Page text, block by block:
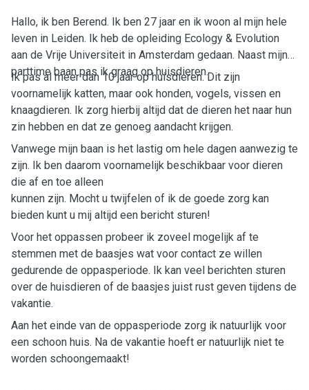
Hallo, ik ben Berend. Ik ben 27 jaar en ik woon al mijn hele
leven in Leiden. Ik heb de opleiding Ecology & Evolution
aan de Vrije Universiteit in Amsterdam gedaan. Naast mijn
parttime baan pas ik graag op huisdieren.
Ik pas al meer dan 10 jaar op huisdieren. Dit zijn
voornamelijk katten, maar ook honden, vogels, vissen en
knaagdieren. Ik zorg hierbij altijd dat de dieren het naar hun
zin hebben en dat ze genoeg aandacht krijgen.
Vanwege mijn baan is het lastig om hele dagen aanwezig te
zijn. Ik ben daarom voornamelijk beschikbaar voor dieren
die af en toe alleen
kunnen zijn. Mocht u twijfelen of ik de goede zorg kan
bieden kunt u mij altijd een bericht sturen!
Voor het oppassen probeer ik zoveel mogelijk af te
stemmen met de baasjes wat voor contact ze willen
gedurende de oppasperiode. Ik kan veel berichten sturen
over de huisdieren of de baasjes juist rust geven tijdens de
vakantie.
Aan het einde van de oppasperiode zorg ik natuurlijk voor
een schoon huis. Na de vakantie hoeft er natuurlijk niet te
worden schoongemaakt!